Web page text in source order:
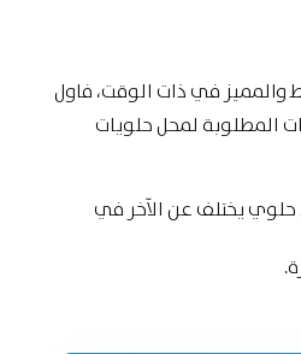
والمميز في ذات الوقت، فاول
المطلوبة لمحل حلويات
حلوي يختلف عن الآخر في